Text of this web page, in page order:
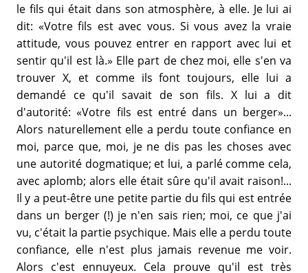
le fils qui était dans son atmosphère, à elle. Je lui ai
dit: «Votre fils est avec vous. Si vous avez la vraie
attitude, vous pouvez entrer en rapport avec lui et
sentir qu'il est là.» Elle part de chez moi, elle s'en va
trouver X, et comme ils font toujours, elle lui a
demandé ce qu'il savait de son fils. X lui a dit
d'autorité: «Votre fils est entré dans un berger»...
Alors naturellement elle a perdu toute confiance en
moi, parce que, moi, je ne dis pas les choses avec
une autorité dogmatique; et lui, a parlé comme cela,
avec aplomb; alors elle était sûre qu'il avait raison!...
Il y a peut-être une petite partie du fils qui est entrée
dans un berger (!) je n'en sais rien; moi, ce que j'ai
vu, c'était la partie psychique. Mais elle a perdu toute
confiance, elle n'est plus jamais revenue me voir.
Alors c'est ennuyeux. Cela prouve qu'il est très